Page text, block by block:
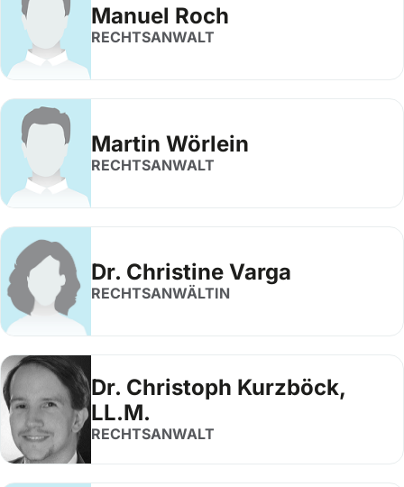
Manuel Roch
RECHTSANWALT
Martin Wörlein
RECHTSANWALT
Dr. Christine Varga
RECHTSANWÄLTIN
Dr. Christoph Kurzböck,
LL.M.
RECHTSANWALT